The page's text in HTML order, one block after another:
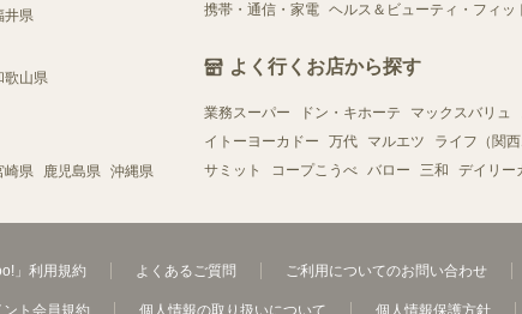
井県
歌山県
崎県 鹿児島県 沖縄県
携帯・通信・家電 ヘルス＆ビューティ・フィッ
よく行くお店から探す
業務スーパー ドン・キホーテ マックスバリュ
イトーヨーカドー
万代 マルエツ ライフ（関西
サミット
コープこうべ バロー 三和 デイリー
」利用規約 よくあるご質問 ご利用についてのお問い合わせ
ト会員規約 個人情報の取り扱いについて 個人情報保護方針